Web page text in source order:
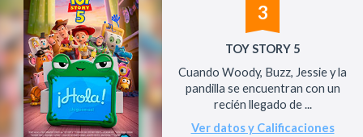
3
TOY STORY 5
Cuando Woody, Buzz, Jessie y la
pandilla se encuentran con un
recién llegado de ...
Ver datos y Calificaciones